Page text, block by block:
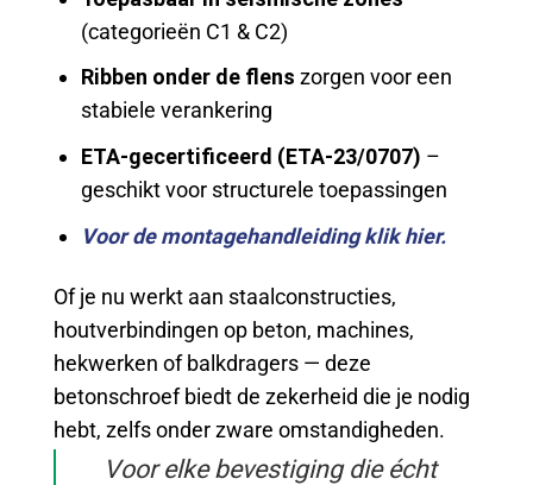
(categorieën C1 & C2)
Ribben onder de flens zorgen voor een
stabiele verankering
ETA-gecertificeerd (ETA-23/0707) –
geschikt voor structurele toepassingen
Voor de montagehandleiding klik hier.
Of je nu werkt aan staalconstructies,
houtverbindingen op beton, machines,
hekwerken of balkdragers — deze
betonschroef biedt de zekerheid die je nodig
hebt, zelfs onder zware omstandigheden.
Voor elke bevestiging die écht